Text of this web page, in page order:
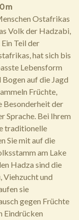
m
Ostafrikas
Volk der Hadzabi,
Teil der
hat sich bis
Lebensform
auf die Jagd
Früchte,
Besonderheit der
Sprache. Bei Ihrem
traditionelle
Sie mit auf die
am Lake
Hadza sind die
Viehzucht und
sie
gegen Früchte
Eindrücken